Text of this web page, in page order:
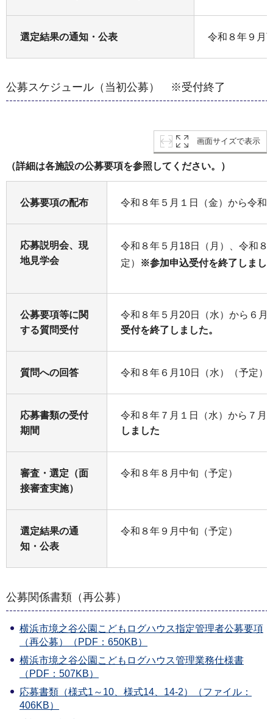
選定結果の通知・公表 令和８年９月
公募スケジュール（当初公募） ※受付終了
画面サイズで表示
（詳細は各施設の公募要項を参照してください。）
公募要項の配布 令和８年５月１日（金）から令和
応募説明会、現
地見学会
令和８年５月18日（月）、令和８
定）
※参加申込受付を終了しまし
公募要項等に関
する質問受付
令和８年５月20日（水）から６
受付を終了しました。
質問への回答 令和８年６月10日（水）（予定）
応募書類の受付
期間
令和８年７月１日（水）から７
しました
審査・選定（面
接審査実施）
令和８年８月中旬（予定）
選定結果の通
知・公表
令和８年９月中旬（予定）
公募関係書類（再公募）
横浜市境之谷公園こどもログハウス指定管理者公募要項
（再公募）（PDF：650KB）
横浜市境之谷公園こどもログハウス管理業務仕様書
（PDF：507KB）
応募書類（様式1～10、様式14、14-2）（ファイル：
406KB）